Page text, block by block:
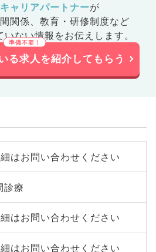
ャリアパートナーが
関係、 教育・研修制度など
ない情報をお伝えします。
る求人を紹介してもらう
はお問い合わせください
診療
はお問い合わせください
はお問い合わせください